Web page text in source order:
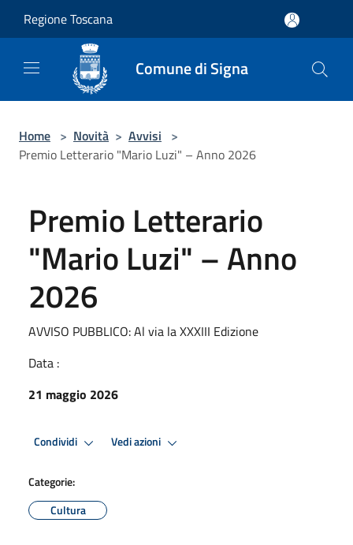
Regione Toscana
Comune di Signa
Home > Novità > Avvisi >
Premio Letterario "Mario Luzi" – Anno 2026
Premio Letterario
"Mario Luzi" – Anno
2026
AVVISO PUBBLICO: Al via la XXXIII Edizione
Data :
21 maggio 2026
Condividi Vedi azioni
Categorie:
Cultura